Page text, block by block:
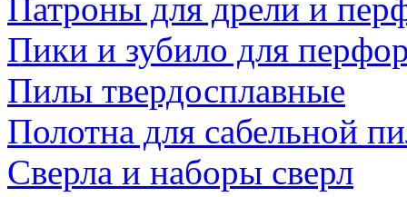
Патроны для дрели и
Пики и зубило для
Пилы твердосплавные
Полотна для сабельной
Сверла и наборы сверл